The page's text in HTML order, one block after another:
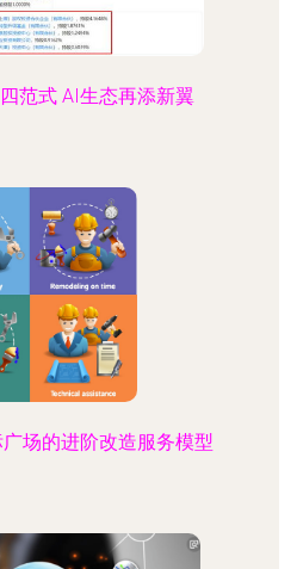
范式 AI生态再添新翼
场的进阶改造服务模型